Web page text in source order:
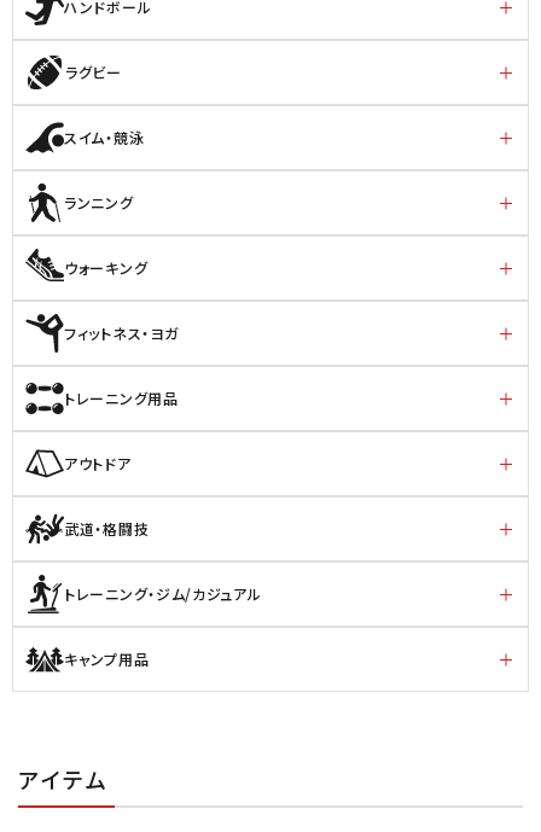
ハンドボール
ラグビー
スイム・競泳
ランニング
ウォーキング
フィットネス・ヨガ
トレーニング用品
アウトドア
武道・格闘技
トレーニング・ジム/カジュアル
キャンプ用品
アイテム